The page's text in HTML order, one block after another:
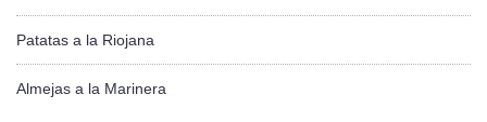
Patatas a la Riojana
Almejas a la Marinera